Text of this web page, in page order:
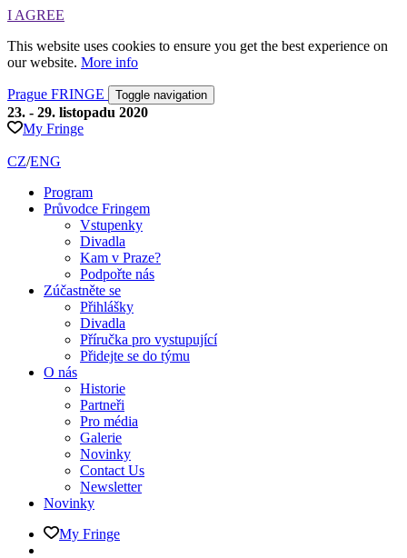
I AGREE
This website uses cookies to ensure you get the best experience on
our website. More info
Prague FRINGE Toggle navigation
23. - 29. listopadu 2020
My Fringe
CZ/ENG
Program
Průvodce Fringem
Vstupenky
Divadla
Kam v Praze?
Podpořte nás
Zúčastněte se
Přihlášky
Divadla
Příručka pro vystupující
Přidejte se do týmu
O nás
Historie
Partneři
Pro média
Galerie
Novinky
Contact Us
Newsletter
Novinky
My Fringe